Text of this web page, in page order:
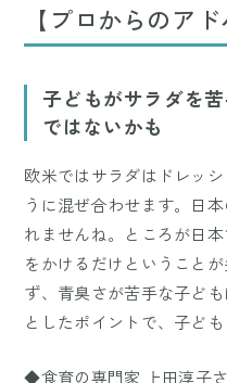
【プロからのアド
子どもがサラダを
ではないかも
欧米ではサラダはドレッ
うに混ぜ合わせます。日
れませんね。ところが日
をかけるだけということ
ず、青臭さが苦手な子ど
としたポイントで、子ど
◆食育の専門家 上田淳子